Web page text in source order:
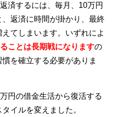
済するには、毎月、10万円
返済に時間が掛かり、最終
てしまいます。いずれによ
ことは長期戦になりますの
を確立する必要がありま
円の借金生活から復活する
イルを変えました。